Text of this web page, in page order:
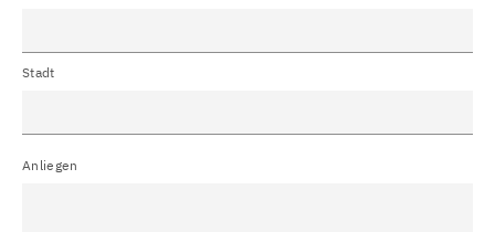
Stadt
Anliegen